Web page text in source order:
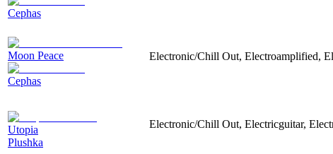
Cephas
Moon Peace
Cephas
Electronic/Chill Out, Electroamplified,
Utopia
Plushka
Electronic/Chill Out, Electricguitar,